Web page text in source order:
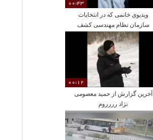
00:43
ویدیوی خانمی که در انتخابات
سازمان نظام مهندسی کشف
حجاب کرد
00:12
آخرین گزارش از حمید معصومی
نژاد رررروم